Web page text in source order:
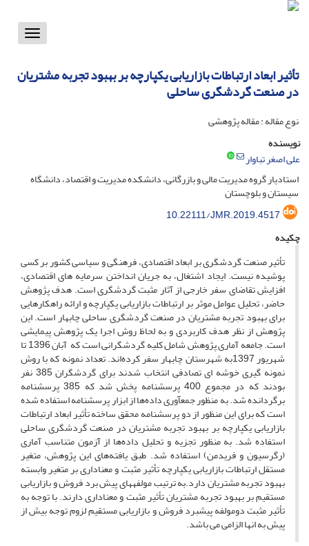
Toggle
تأثیر ابعاد ارتباطات بازاریابی یکپارچه بر بهبود تجربه مشتریان
در صنعت گردشگری ساحلی
نوع مقاله : مقاله پژوهشی
نویسنده
علی اصغر تباوار
استادیار گروه مدیریت مالی و بازرگانی، دانشکده مدیریت و اقتصاد، دانشگاه
سیستان و بلوچستان
10.22111/JMR.2019.4517
چکیده
تأثیر صنعت گردشگری بر ابعاد اقتصادی، فرهنگی و سیاسی کشور بر کسی
پوشیده نیست. ایجاد اشتغال، به جریان انداختن سرمایه های اقتصادی،
افزایش تقاضای سفر خارجی از آثار مثبت گردشگری است. هدف پژوهش
حاضر، تحلیل عوامل موثر بر ارتباطات بازاریابی یکپارچه و ارائه راهکارهایی
برای بهبود تجربه مشتریان در صنعت گردشگری ساحلی چابهار است. این
پژوهش از نظر هدف کاربردی و به لحاظ روش اجرا یک پژوهش پیمایشی
است. جامعه آماری پژوهش شامل کلیه گردشگرانی است که آبان 1396 تا
شهریور 1397به شهرستان چابهار سفر کرده‌اند. تعداد نمونه که با روش
نمونه گیری خوشه ای تصادفی انتخاب شدند برای گردشگران 385 نفر
بودند که در مجموع 400 پرسشنامه پخش شد که 385 پرسشنامه
برگردانده شد. به منظور جمع­آوری داده‌ها از ابزار پرسشنامه استفاده شده
است که برای این منظور از دو پرسشنامه محقق ساخته تأثیر ابعاد ارتباطات
بازاریابی یکپارچه بر بهبود تجربه مشتریان در صنعت گردشگری ساحلی
استفاده شد. به منظور تجزیه و تحلیل داده‌ها از آزمون متناسب آماری
(رگرسیون و فریدمن) استفاده شد. طبق یافته‌های این پژوهش، متغیر
مستقل ارتباطات بازاریابی یکپارچه تأثیر مثبت و معناداری بر متغیر وابسته
بهبود تجربه مشتریان دارد.به ترتیب مولفه­های پیش برد فروش و بازاریابی
مستقیم بر بهبود تجربه مشتریان تأثیر مثبت و معناداری دارند. با توجه به
تأثیر مثبت دومولفه پیشبرد فروش و بازاریابی مستقیم لزوم توجه بیش از
پیش به ان­ها الزامی می باشد.